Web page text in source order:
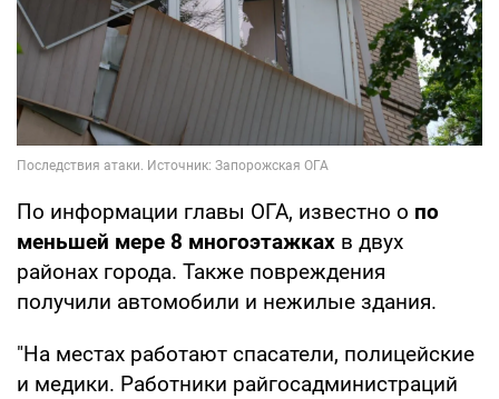
По информации главы ОГА, известно о по
меньшей мере 8 многоэтажках в двух
районах города. Также повреждения
получили автомобили и нежилые здания.
"На местах работают спасатели, полицейские
и медики. Работники райгосадминистраций